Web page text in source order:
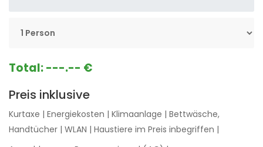
Total:---.-- €
Preis inklusive
Kurtaxe | Energiekosten | Klimaanlage | Bettwäsche,
Handtücher | WLAN | Haustiere im Preis inbegriffen |